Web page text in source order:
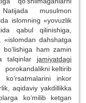
musulmon
islomning «yovuzlik
qabul qilinishiga,
«islomdan dahshatga
ham zamin
talqinlar jamiyatdagi
keltirib
inkor
aqidaviy yakdillikka
ko‘milib ketgan